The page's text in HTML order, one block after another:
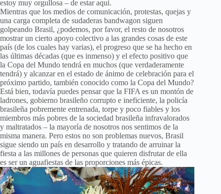
estoy muy orgullosa – de estar aquí.
Mientras que los medios de comunicación, protestas, quejas y
una carga completa de sudaderas bandwagon siguen
golpeando Brasil, ¿podemos, por favor, el resto de nosotros
mostrar un cierto apoyo colectivo a las grandes cosas de este
país (de los cuales hay varias), el progreso que se ha hecho en
las últimas décadas (que es inmenso) y el efecto positivo que
la Copa del Mundo tendrá en muchos (que verdaderamente
tendrá) y alcanzar en el estado de ánimo de celebración para el
próximo partido, también conocido como la Copa del Mundo?
Está bien, todavía puedes pensar que la FIFA es un montón de
ladrones, gobierno brasileño corrupto e ineficiente, la policía
brasileña pobremente entrenada, torpe y poco fiables y los
miembros más pobres de la sociedad brasileña infravalorados
y maltratados – la mayoría de nosotros nos sentimos de la
misma manera. Pero estos no son problemas nuevos, Brasil
sigue siendo un país en desarrollo y tratando de arruinar la
fiesta a las millones de personas que quieren disfrutar de ella
es ser un aguafiestas de las proporciones más épicas.